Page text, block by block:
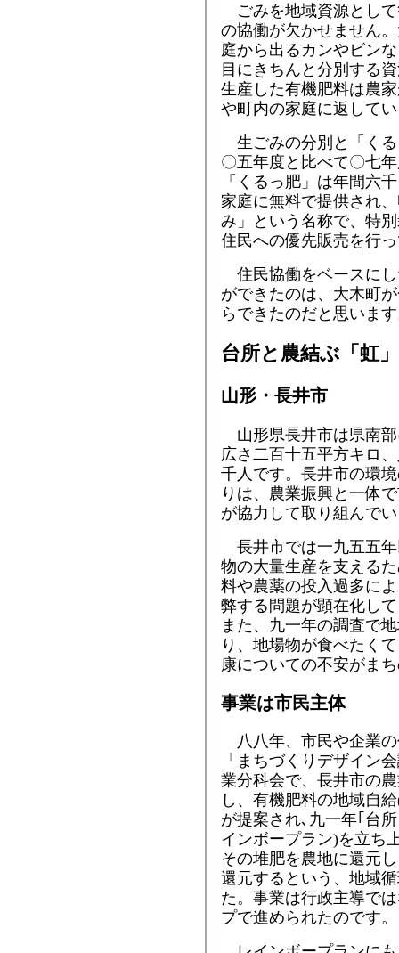
ごみを地域資源とし
の協働が欠かせません
庭から出るカンやビン
目にきちんと分別する
生産した有機肥料は農
や町内の家庭に返して
生ごみの分別と「く
〇五年度と比べて〇七
「くるっ肥」は年間六
家庭に無料で提供され
み」という名称で、特
住民への優先販売を行
住民協働をベースに
ができたのは、大木町
らできたのだと思いま
台所と農結ぶ「虹
山形・長井市
山形県長井市は県南
広さ二百十五平方キロ
千人です。長井市の環
りは、農業振興と一体
が協力して取り組んで
長井市では一九五五
物の大量生産を支える
料や農薬の投入過多に
弊する問題が顕在化し
また、九一年の調査で
り、地場物が食べたく
康についての不安がま
事業は市民主体
八八年、市民や企業
「まちづくりデザイン
業分科会で、長井市の
し、有機肥料の地域自
が提案され､九一年｢台
インボープラン)を立ち
その堆肥を農地に還元
還元するという、地域
た。事業は行政主導で
プで進められたのです。